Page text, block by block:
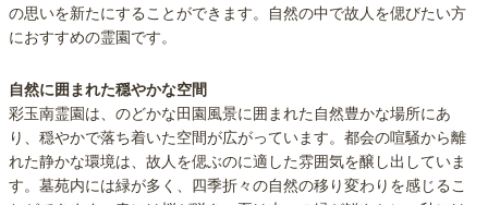
の思いを新たにすることができます。自然の中で故人を偲びたい方
におすすめの霊園です。
自然に囲まれた穏やかな空間
彩玉南霊園は、のどかな田園風景に囲まれた自然豊かな場所にあ
り、穏やかで落ち着いた空間が広がっています。都会の喧騒から離
れた静かな環境は、故人を偲ぶのに適した雰囲気を醸し出していま
す。墓苑内には緑が多く、四季折々の自然の移り変わりを感じるこ